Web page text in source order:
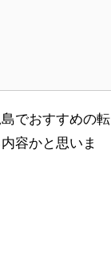
でおすすめの転
容かと思いま